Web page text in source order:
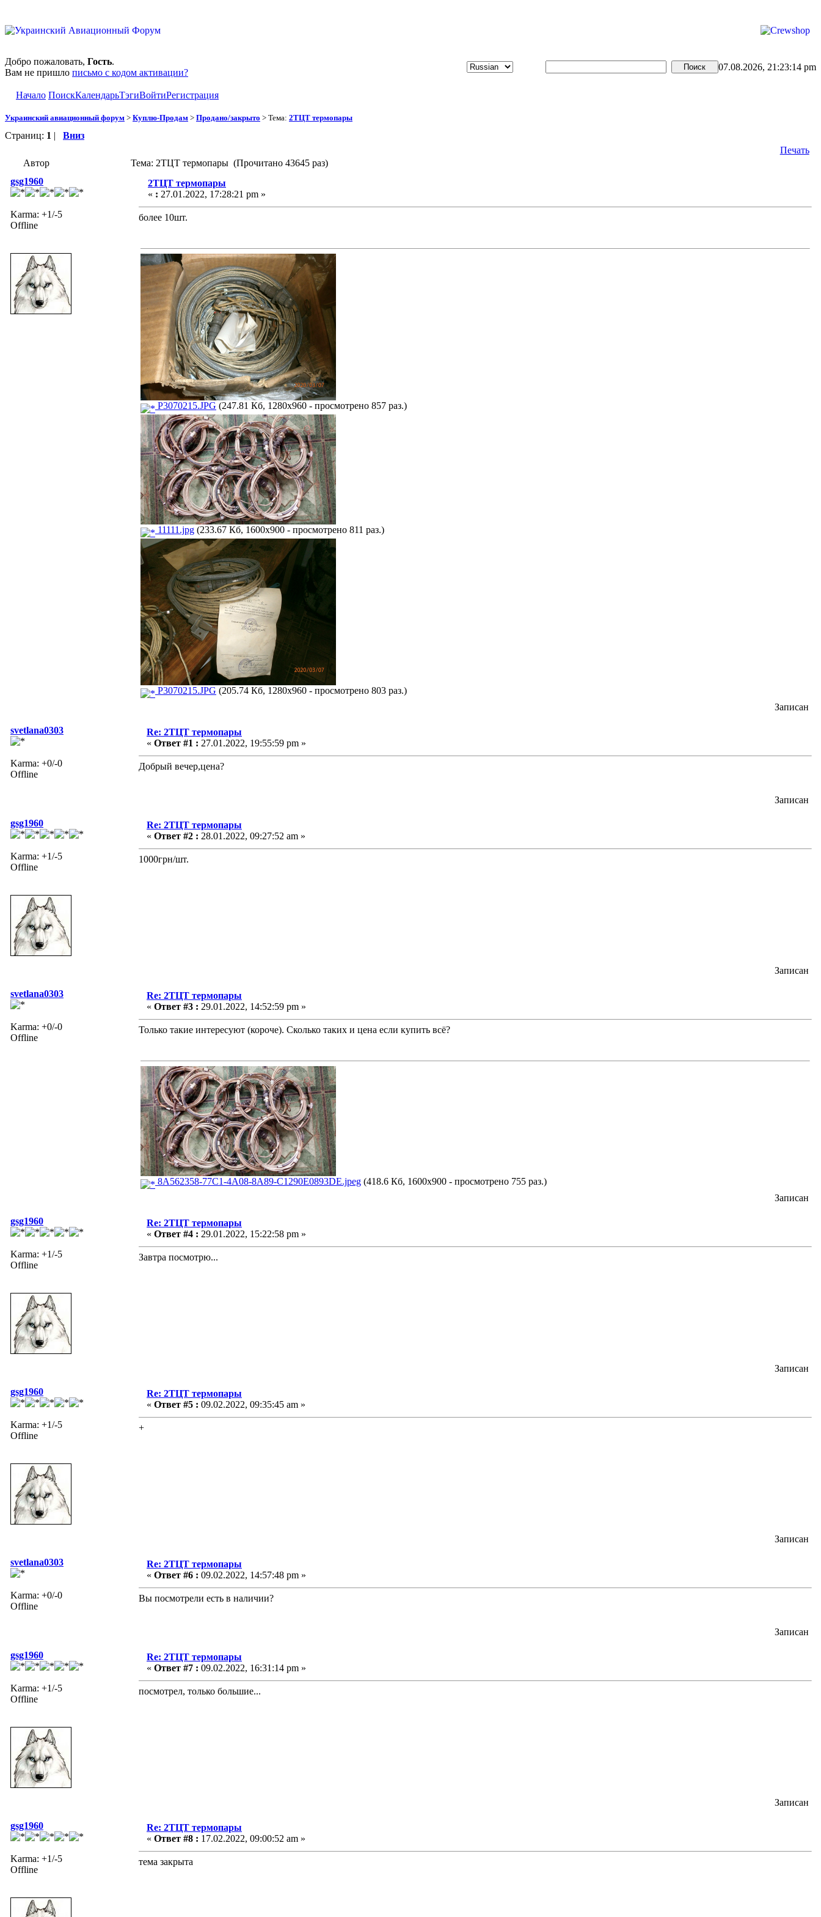
Добро пожаловать, Гость.
Вам не пришло письмо с кодом активации?
07.08.2026, 21:23:14 pm
Начало ПоискКалендарьТэгиВойтиРегистрация
Украинский авиационный форум > Куплю-Продам > Продано/закрыто > Тема: 2ТЦТ термопары
Страниц: 1 | Вниз
Печать
Автор
Тема: 2ТЦТ термопары (Прочитано 43645 раз)
gsg1960
Karma: +1/-5
Offline
2ТЦТ термопары
« : 27.01.2022, 17:28:21 pm »
более 10шт.
P3070215.JPG (247.81 Кб, 1280x960 - просмотрено 857 раз.)
11111.jpg (233.67 Кб, 1600x900 - просмотрено 811 раз.)
P3070215.JPG (205.74 Кб, 1280x960 - просмотрено 803 раз.)
Записан
svetlana0303
Karma: +0/-0
Offline
Re: 2ТЦТ термопары
« Ответ #1 : 27.01.2022, 19:55:59 pm »
Добрый вечер,цена?
Записан
gsg1960
Karma: +1/-5
Offline
Re: 2ТЦТ термопары
« Ответ #2 : 28.01.2022, 09:27:52 am »
1000грн/шт.
Записан
svetlana0303
Karma: +0/-0
Offline
Re: 2ТЦТ термопары
« Ответ #3 : 29.01.2022, 14:52:59 pm »
Только такие интересуют (короче). Сколько таких и цена если купить всё?
8A562358-77C1-4A08-8A89-C1290E0893DE.jpeg (418.6 Кб, 1600x900 - просмотрено 755 раз.)
Записан
gsg1960
Karma: +1/-5
Offline
Re: 2ТЦТ термопары
« Ответ #4 : 29.01.2022, 15:22:58 pm »
Завтра посмотрю...
Записан
gsg1960
Karma: +1/-5
Offline
Re: 2ТЦТ термопары
« Ответ #5 : 09.02.2022, 09:35:45 am »
+
Записан
svetlana0303
Karma: +0/-0
Offline
Re: 2ТЦТ термопары
« Ответ #6 : 09.02.2022, 14:57:48 pm »
Вы посмотрели есть в наличии?
Записан
gsg1960
Karma: +1/-5
Offline
Re: 2ТЦТ термопары
« Ответ #7 : 09.02.2022, 16:31:14 pm »
посмотрел, только большие...
Записан
gsg1960
Karma: +1/-5
Offline
Re: 2ТЦТ термопары
« Ответ #8 : 17.02.2022, 09:00:52 am »
тема закрыта